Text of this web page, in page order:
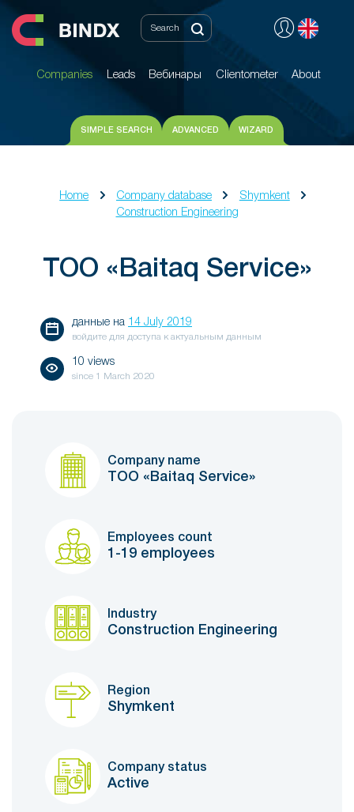
Companies Leads Вебинары Clientometer About
Companies Leads Вебинары Clientometer About
SIMPLE SEARCH ADVANCED WIZARD
Home Company database
Shymkent
Construction Engineering
ТОО «Baitaq Service»
данные на 14 July 2019
войдите для доступа к актуальным данным
10 views
since 1 March 2020
Company name
ТОО «Baitaq Service»
Employees count
1-19 employees
Industry
Construction Engineering
Region
Shymkent
Company status
Active